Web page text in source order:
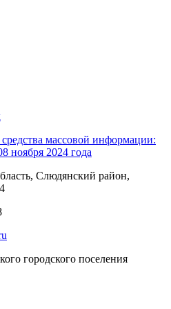
средства массовой информации:
ноября 2024 года
Слюдянский район,
городского поселения